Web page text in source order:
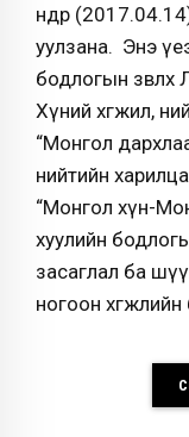
өнөөдөр
уулзана. Энэ
бодлогын
Хүний хөгжил,
“Монгол
нийтийн
“Монгол хүн-
хуулийн
засаглал ба
ногоон хөгжлийн